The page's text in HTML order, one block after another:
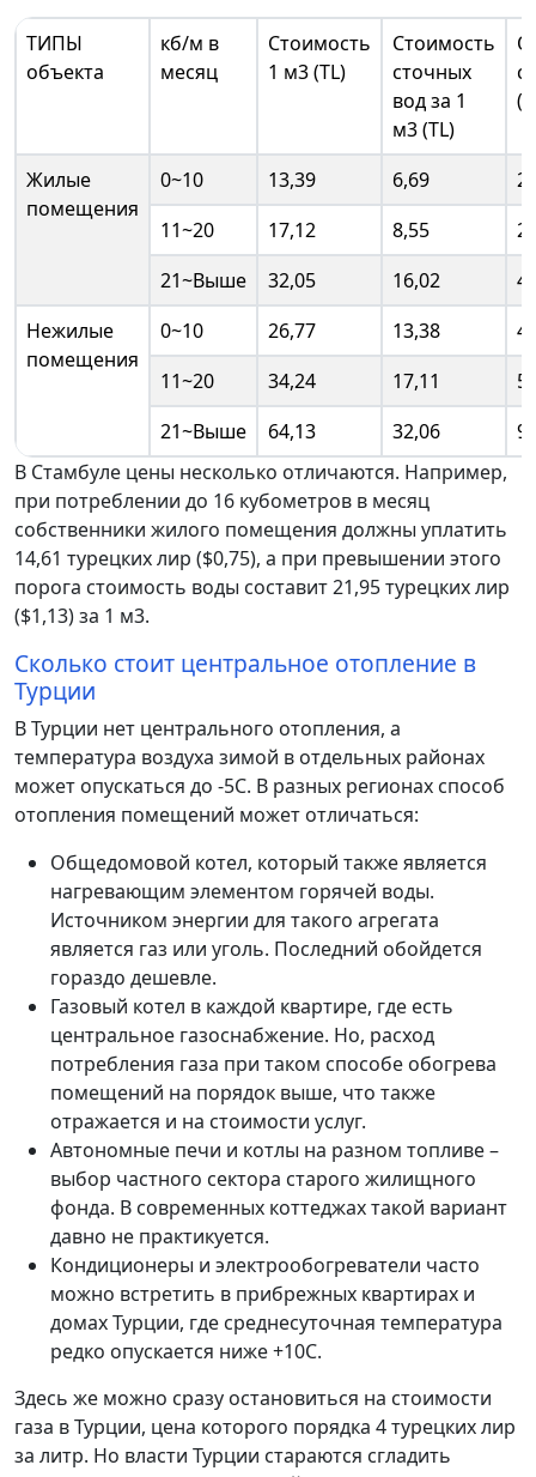
ТИПЫ
объекта
кб/м в
месяц
Стоимость
1 м3 (TL)
Стоимость
сточных
вод за 1
м3 (TL)
Жилые
помещения
0~10 13,39 6,69
11~20
17,12 8,55
21~Выше
32,05 16,02
Нежилые
помещения
0~10 26,77 13,38
11~20
34,24 17,11
21~Выше
64,13 32,06
В Стамбуле цены несколько отличаются. Например,
при потреблении до 16 кубометров в месяц
собственники жилого помещения должны уплатить
14,61 турецких лир ($0,75), а при превышении этого
порога стоимость воды составит 21,95 турецких лир
($1,13) за 1 м3.
Сколько стоит центральное отопление в
Турции
В Турции нет центрального отопления, а
температура воздуха зимой в отдельных районах
может опускаться до -5С. В разных регионах способ
отопления помещений может отличаться:
Общедомовой котел, который также является
нагревающим элементом горячей воды.
Источником энергии для такого агрегата
является газ или уголь. Последний обойдется
гораздо дешевле.
Газовый котел в каждой квартире, где есть
центральное газоснабжение. Но, расход
потребления газа при таком способе обогрева
помещений на порядок выше, что также
отражается и на стоимости услуг.
Автономные печи и котлы на разном топливе –
выбор частного сектора старого жилищного
фонда. В современных коттеджах такой вариант
давно не практикуется.
Кондиционеры и электрообогреватели часто
можно встретить в прибрежных квартирах и
домах Турции, где среднесуточная температура
редко опускается ниже +10С.
Здесь же можно сразу остановиться на стоимости
газа в Турции, цена которого порядка 4 турецких лир
за литр. Но власти Турции стараются сгладить